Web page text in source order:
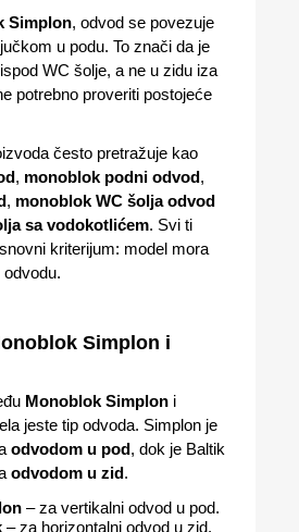
Simplon, odvod se povezuje
u podu. To znači da je
WC šolje, a ne u zidu iza
potrebno proveriti postojeće
često pretražuje kao
, monoblok podni odvod,
, monoblok WC šolja odvod
sa vodokotlićem. Svi ti
kriterijum: model mora
Simplon i
Monoblok Simplon i
jeste tip odvoda. Simplon je
odvodom u pod, dok je Baltik
odvodom u zid.
– za vertikalni odvod u pod.
– za horizontalni odvod u zid.